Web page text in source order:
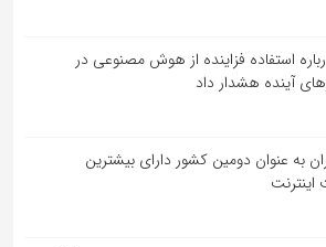
استفاده فزاینده از هوش مصنوعی در
آینده هشدار داد
به عنوان دومین کشور دارای بیشترین